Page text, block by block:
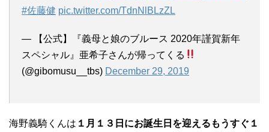
#佐藤健 pic.twitter.com/TdnNlBLzZL
— 【公式】『義母と娘のブルース 2020年謹賀新年
スペシャル』亜希子さんが帰ってくる
(@gibomusu__tbs) December 29, 2019
海野義騎くんは １月１３日にお誕生日を迎えるもうすぐ１